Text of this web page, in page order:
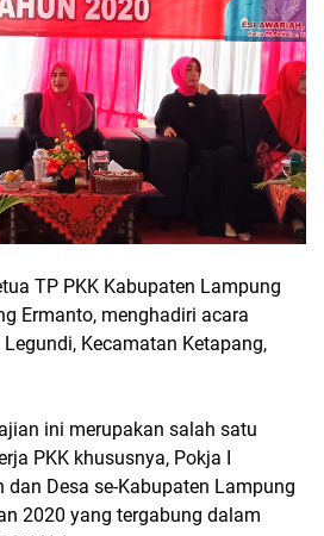
TP PKK Kabupaten Lampung
Ermanto, menghadiri acara
Kecamatan Ketapang,
ini merupakan salah satu
PKK khususnya, Pokja I
dan Desa se-Kabupaten Lampung
2020 yang tergabung dalam